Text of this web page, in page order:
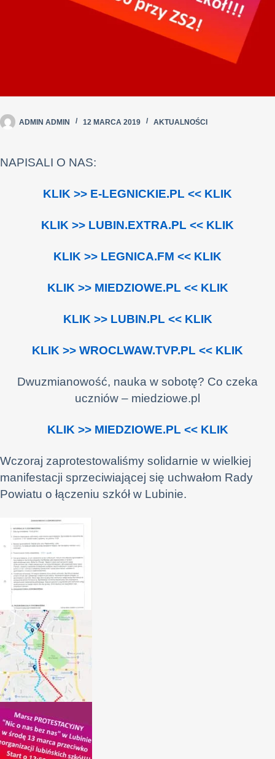
ADMIN ADMIN 12 MARCA 2019 AKTUALNOŚCI
NAPISALI O NAS:
KLIK >> E-LEGNICKIE.PL << KLIK
KLIK >> LUBIN.EXTRA.PL << KLIK
KLIK >> LEGNICA.FM << KLIK
KLIK >> MIEDZIOWE.PL << KLIK
KLIK >> LUBIN.PL << KLIK
KLIK >> WROCLWAW.TVP.PL << KLIK
Dwuzmianowość, nauka w sobotę? Co czeka
uczniów – miedziowe.pl
KLIK >> MIEDZIOWE.PL << KLIK
Wczoraj zaprotestowaliśmy solidarnie w wielkiej
manifestacji sprzeciwiającej się uchwałom Rady
Powiatu o łączeniu szkół w Lubinie.